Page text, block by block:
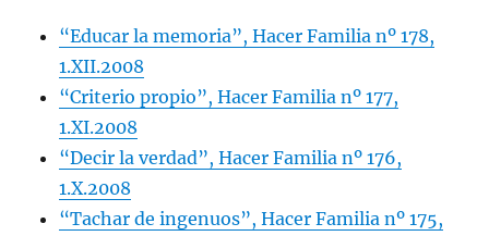
“Educar la memoria”, Hacer Familia nº 178,
1.XII.2008
“Criterio propio”, Hacer Familia nº 177,
1.XI.2008
“Decir la verdad”, Hacer Familia nº 176,
1.X.2008
“Tachar de ingenuos”, Hacer Familia nº 175,